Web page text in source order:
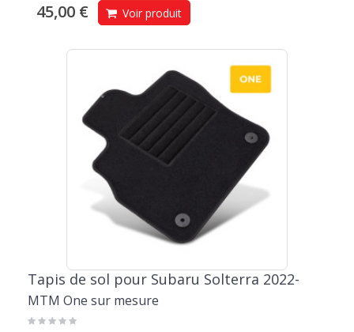
45,00 € Voir produit
Tapis de sol pour Subaru Solterra 2022-
MTM One sur mesure